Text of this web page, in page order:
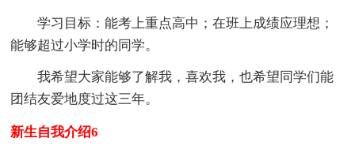
学习目标：能考上重点高中；在班上成绩应理想；
能够超过小学时的同学。
我希望大家能够了解我，喜欢我，也希望同学们能
团结友爱地度过这三年。
新生自我介绍6